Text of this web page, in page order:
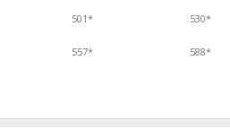
501* 530*
557* 588*